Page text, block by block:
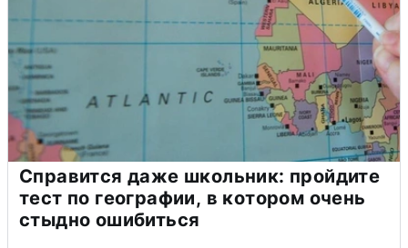
Справится даже школьник: пройдите
тест по географии, в котором очень
стыдно ошибиться